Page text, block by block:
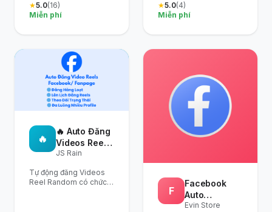
có 2fa hoặc có 2fa đều
được...chỉ cần gắn Excel
★5.0(16)
Miễn phí
★5.0(4)
Miễn phí
🔥
🔥 Auto Đăng
Videos Reels
Random Có
Lên Lịch Cho
JS Rain
Tự động đăng Videos
Reel Random có chức
F
Facebook
Auto
Comment
Evin Store